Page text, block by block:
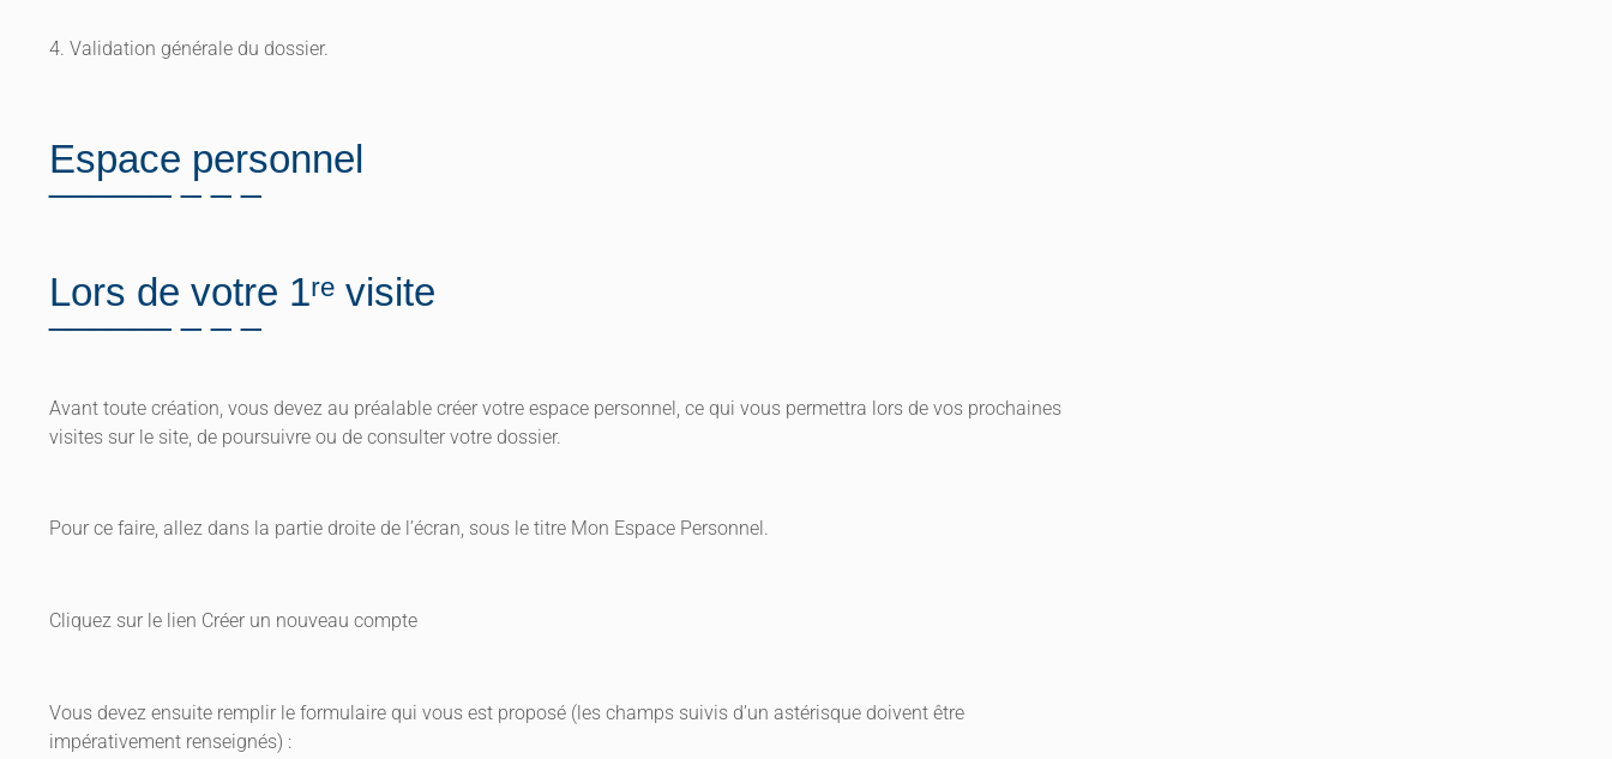
4. Validation générale du dossier.
Espace personnel
Lors de votre 1ʳᵉ visite
Avant toute création, vous devez au préalable créer votre espace personnel, ce qui vous permettra lors de vos prochaines
visites sur le site, de poursuivre ou de consulter votre dossier.
Pour ce faire, allez dans la partie droite de l’écran, sous le titre Mon Espace Personnel.
Cliquez sur le lien Créer un nouveau compte
Vous devez ensuite remplir le formulaire qui vous est proposé (les champs suivis d’un astérisque doivent être
impérativement renseignés) :